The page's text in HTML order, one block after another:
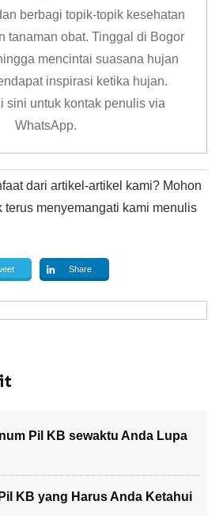
berbagi topik-topik kesehatan
tanaman obat. Tinggal di Bogor
mencintai suasana hujan
inspirasi ketika hujan.
sini untuk kontak penulis via
WhatsApp.
dari artikel-artikel kami? Mohon
terus menyemangati kami menulis
Share
Pil KB sewaktu Anda Lupa
KB yang Harus Anda Ketahui